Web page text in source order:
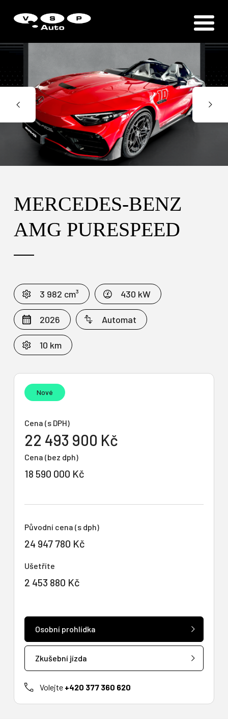
MERCEDES-BENZ
AMG PURESPEED
3 982 cm³ 430 kW
2026 Automat
10 km
Nové
Cena (s DPH)
22 493 900 Kč
Cena (bez dph)
18 590 000 Kč
Původní cena (s dph)
24 947 780 Kč
Ušetříte
2 453 880 Kč
Osobní prohlídka
Zkušební jízda
Volejte +420 377 360 620
Zákaznická podpora
Vítejte u VSP Auto s.r.o.